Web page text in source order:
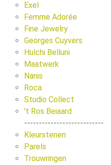
Exel
Femme Adorée
Fine Jewelry
Georges Cuyvers
Hulchi Belluni
Maatwerk
Nanis
Roca
Studio Collect
't Ros Beiaard
---------------------------
Kleurstenen
Parels
Trouwringen